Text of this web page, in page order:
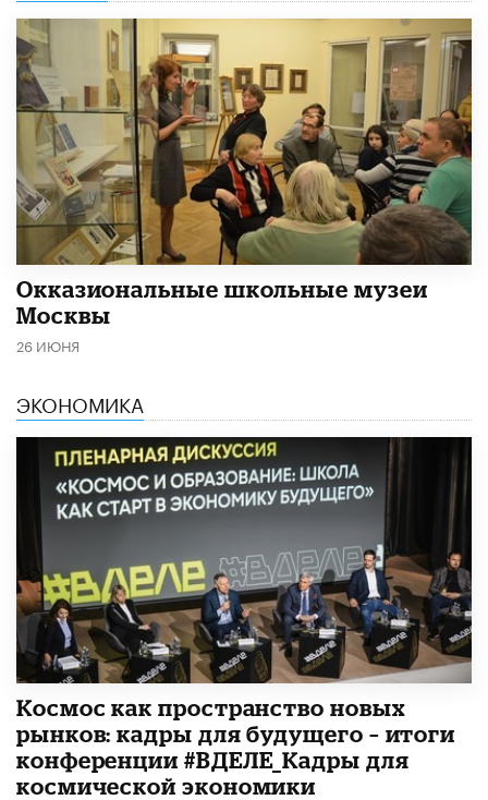
​Окказиональные школьные музеи
Москвы
26 ИЮНЯ
ЭКОНОМИКА
Космос как пространство новых
рынков: кадры для будущего – итоги
конференции #ВДЕЛЕ_Кадры для
космической экономики